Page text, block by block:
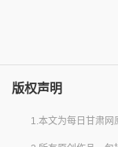
版权声明
1.本文为每日甘肃网